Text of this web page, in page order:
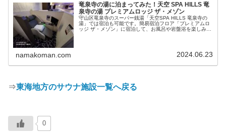
竜泉寺の湯に泊まってみた！天空 SPA HILLS 竜
泉寺の湯 プレミアムロッジ ザ・メゾン
守山区竜泉寺のスーパー銭湯「天空SPA HILLS 竜泉寺の
湯」では宿泊も可能です。簡易宿泊フロア「プレミアムロ
ッジ ザ・メゾン」に宿泊して、お風呂や岩盤浴を楽しみな
namakoman.com 2024.06.23
⇒東海地方のサウナ施設一覧へ戻る
0